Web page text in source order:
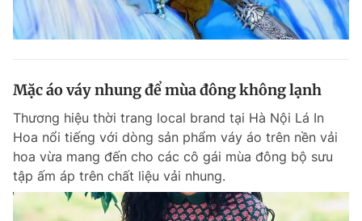
Mặc áo váy nhung để mùa đông không lạnh
Thương hiệu thời trang local brand tại Hà Nội Lá In
Hoa nổi tiếng với dòng sản phẩm váy áo trên nền vải
hoa vừa mang đến cho các cô gái mùa đông bộ sưu
tập ấm áp trên chất liệu vải nhung.